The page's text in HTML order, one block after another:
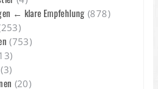
← klare Empfehlung (878)
(753)
(3)
(20)